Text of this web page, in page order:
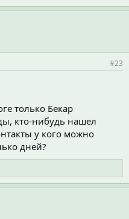
#23
только Бекар
кто-нибудь нашел
у кого можно
дней?